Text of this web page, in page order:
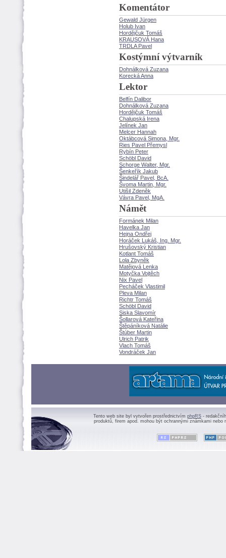
Komentátor
Gewald Jürgen
Holub Ivan
Hordějčuk Tom
KRAUSOVÁ Hana
TRDLA Pavel
Kostýmní výtvarník
Dohnálková Zuzana
Korecká Anna
Lektor
Belfín Dalibor
Dohnálková Zuzana
Hordějčuk Tom
Chalupská Irena
Jelínek Jan
Melcer Hannah
Oktábcová Simona, Mgr.
Ries Pavel Přemysl
Rybín Peter
Schöbl David
Schorge Walter, Mgr.
enkeřík Jakub
indelář Pavel, BcA.
voma Martin, Mgr.
Utišil Zdeněk
Vávra Pavel, MgA.
Námět
Formánek Milan
Havelka Jan
Hejna Ondřej
Horáček Lukáš, Ing. Mgr.
Hrušovský Kristian
Kotlant Tom
Lola Zbyněk
Matějová Lenka
Motyčka Vojtěch
Nix Pavel
Pecháček Vlastimil
Pleva Milan
Richtr Tom
Schöbl David
Siska Slavomír
ollarová Kateřina
těpáníková Natálie
túber Martin
Ulrich Patrik
Vlach Tom
Vondráček Jan
Tento web site byl vytvořen prostřednictvím phpRS -
produktů, firem apod. mohou být ochrannými známkami